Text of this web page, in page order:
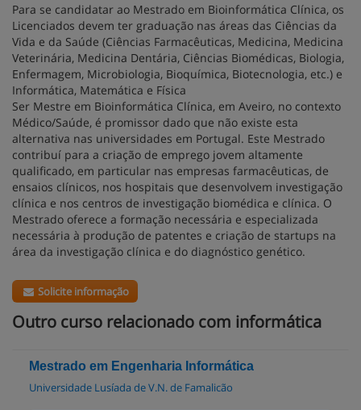
Para se candidatar ao Mestrado em Bioinformática Clínica, os
Licenciados devem ter graduação nas áreas das Ciências da
Vida e da Saúde (Ciências Farmacêuticas, Medicina, Medicina
Veterinária, Medicina Dentária, Ciências Biomédicas, Biologia,
Enfermagem, Microbiologia, Bioquímica, Biotecnologia, etc.) e
Informática, Matemática e Física
Ser Mestre em Bioinformática Clínica, em Aveiro, no contexto
Médico/Saúde, é promissor dado que não existe esta
alternativa nas universidades em Portugal. Este Mestrado
contribuí para a criação de emprego jovem altamente
qualificado, em particular nas empresas farmacêuticas, de
ensaios clínicos, nos hospitais que desenvolvem investigação
clínica e nos centros de investigação biomédica e clínica. O
Mestrado oferece a formação necessária e especializada
necessária à produção de patentes e criação de startups na
área da investigação clínica e do diagnóstico genético.
Solicite informação
Outro curso relacionado com informática
Mestrado em Engenharia Informática
Universidade Lusíada de V.N. de Famalicão